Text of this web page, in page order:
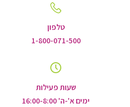
טלפון
1-800-071-500
שעות פעילות
ימים א'-ה' 16:00-8:00